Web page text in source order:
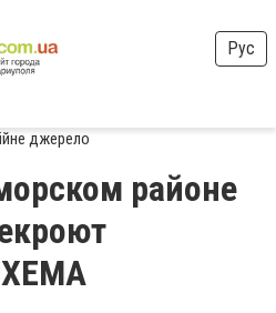
Рус
джерело
районе